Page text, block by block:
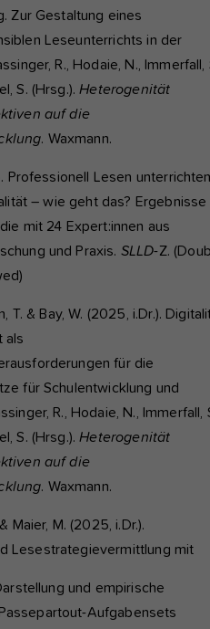
Zur Gestaltung eines
Leseunterrichts in der
R., Hodaie, N., Immerfall,
S. (Hrsg.).Heterogenität
auf die
. Waxmann.
Professionell Lesen
– wie geht das? Ergebnisse
mit 24 Expert:innen aus
und Praxis. SLLD-Z.
T. & Bay, W. (2025, i.Dr.).
als
für die
für Schulentwicklung und
R., Hodaie, N., Immerfall,
S. (Hrsg.).Heterogenität
auf die
. Waxmann.
Maier, M. (2025, i.Dr.).
Lesestrategievermittlung mit
und empirische
Aufgabensets